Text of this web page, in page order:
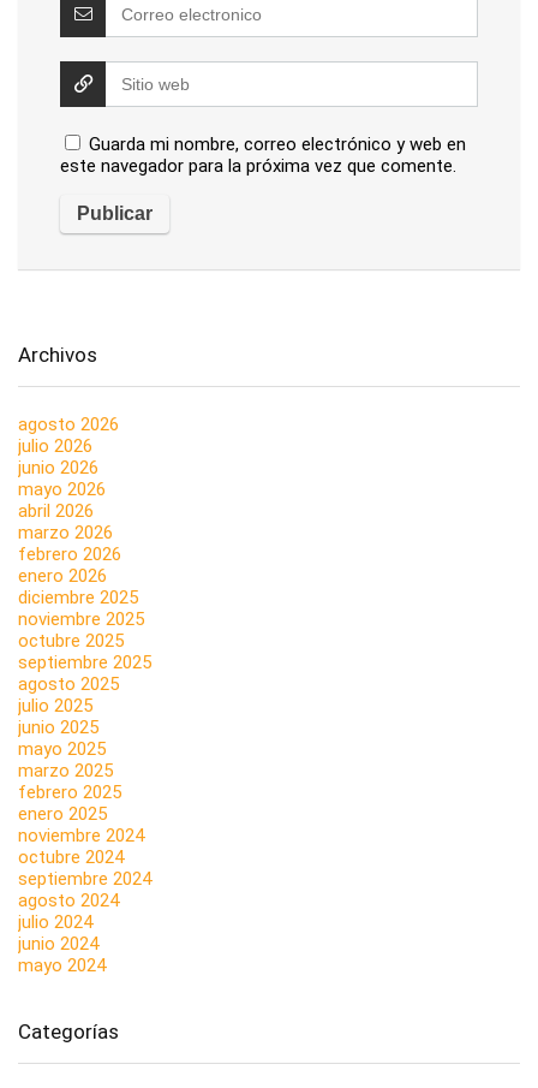
Guarda mi nombre, correo electrónico y web en
este navegador para la próxima vez que comente.
Archivos
agosto 2026
julio 2026
junio 2026
mayo 2026
abril 2026
marzo 2026
febrero 2026
enero 2026
diciembre 2025
noviembre 2025
octubre 2025
septiembre 2025
agosto 2025
julio 2025
junio 2025
mayo 2025
marzo 2025
febrero 2025
enero 2025
noviembre 2024
octubre 2024
septiembre 2024
agosto 2024
julio 2024
junio 2024
mayo 2024
Categorías